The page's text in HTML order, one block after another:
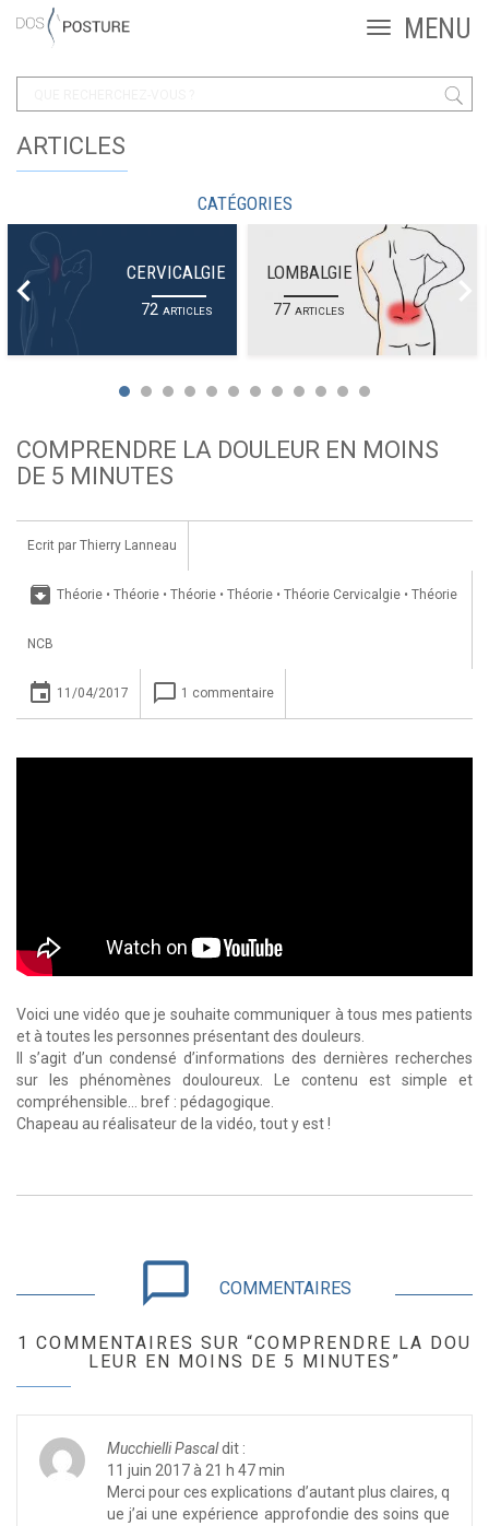
ARTICLES
CATÉGORIES
CERVICALGIE
72 ARTICLES
LOMBALGIE
77ARTICLES
COMPRENDRE LA DOULEUR EN MOINS
DE 5 MINUTES
Ecrit par Thierry Lanneau
archive Théorie • Théorie • Théorie • Théorie • Théorie Cervicalgie • Théorie
NCB
insert_invitation 11/04/2017 chat_bubble_outline 1 commentaire
Voici une vidéo que je souhaite communiquer à tous mes patients
et à toutes les personnes présentant des douleurs.
Il s’agit d’un condensé d’informations des dernières recherches
sur les phénomènes douloureux. Le contenu est simple et
compréhensible… bref : pédagogique.
Chapeau au réalisateur de la vidéo, tout y est !
chat_bubble_outline COMMENTAIRES
1 COMMENTAIRES SUR “COMPRENDRE LA DOU
LEUR EN MOINS DE 5 MINUTES”
Mucchielli Pascaldit :
11 juin 2017 à 21 h 47 min
Merci pour ces explications d’autant plus claires, q
ue j’ai une expérience approfondie des soins que